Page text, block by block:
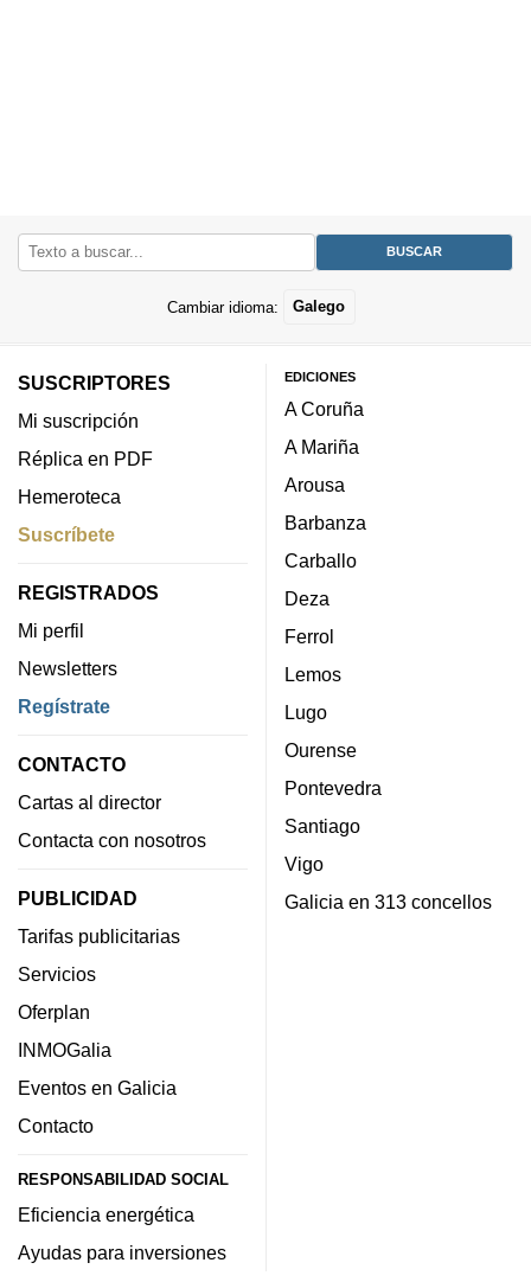
Cambiar idioma: Galego
SUSCRIPTORES
Mi suscripción
Réplica en PDF
Hemeroteca
Suscríbete
REGISTRADOS
Mi perfil
Newsletters
Regístrate
CONTACTO
Cartas al director
Contacta con nosotros
PUBLICIDAD
Tarifas publicitarias
Servicios
Oferplan
INMOGalia
Eventos en Galicia
Contacto
RESPONSABILIDAD SOCIAL
Eficiencia energética
Ayudas para inversiones
EDICIONES
A Coruña
A Mariña
Arousa
Barbanza
Carballo
Deza
Ferrol
Lemos
Lugo
Ourense
Pontevedra
Santiago
Vigo
Galicia en 313 concellos